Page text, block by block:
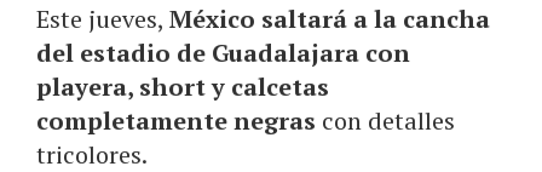
Este jueves, México saltará a la cancha
del estadio de Guadalajara con
playera, short y calcetas
completamente negras con detalles
tricolores.